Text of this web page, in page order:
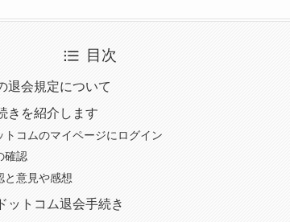
目次
退会規定について
きを紹介します
コムのマイページにログイン
確認
意見や感想
ットコム退会手続き